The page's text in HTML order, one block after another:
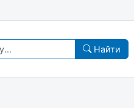
Найти